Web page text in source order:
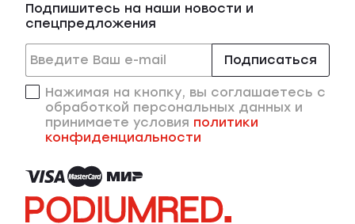
Подпишитесь на наши новости и
спецпредложения
Подписаться
Нажимая на кнопку, вы соглашаетесь с
обработкой персональных данных и
принимаете условия политики
конфиденциальности